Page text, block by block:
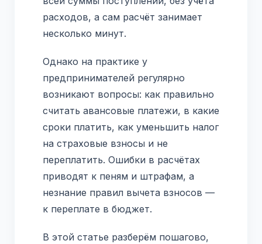
расходов, а сам расчёт занимает
несколько минут.
Однако на практике у
предпринимателей регулярно
возникают вопросы: как правильно
считать авансовые платежи, в какие
сроки платить, как уменьшить налог
на страховые взносы и не
переплатить. Ошибки в расчётах
приводят к пеням и штрафам, а
незнание правил вычета взносов —
к переплате в бюджет.
В этой статье разберём пошагово,